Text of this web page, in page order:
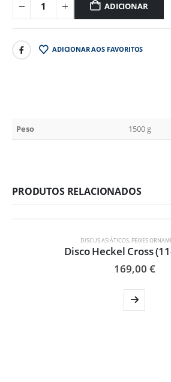
ADICIONAR
ADICIONAR AOS FAVORITOS
Peso 1500 g
PRODUTOS RELACIONADOS
DISCUS ASIÁTICOS, PEIXES
Disco Heckel Cross
169,00 €